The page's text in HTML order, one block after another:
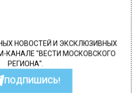
НОВОСТЕЙ И ЭКСКЛЮЗИВНЫХ
КАНАЛЕ "ВЕСТИ МОСКОВСКОГО
РЕГИОНА".
ПОДПИШИСЬ!